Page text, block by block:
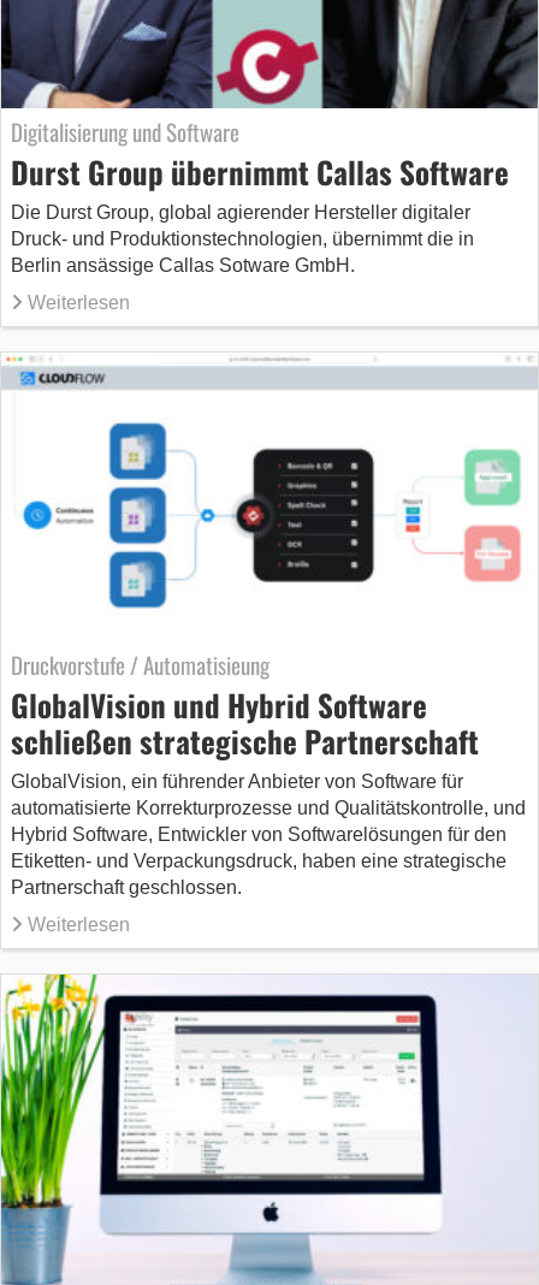
Digitalisierung und Software
Durst Group übernimmt Callas Software
Die Durst Group, global agierender Hersteller digitaler
Druck- und Produktionstechnologien, übernimmt die in
Berlin ansässige Callas Sotware GmbH.
Weiterlesen
Druckvorstufe / Automatisieung
GlobalVision und Hybrid Software
schließen strategische Partnerschaft
GlobalVision, ein führender Anbieter von Software für
automatisierte Korrekturprozesse und Qualitätskontrolle, und
Hybrid Software, Entwickler von Softwarelösungen für den
Etiketten- und Verpackungsdruck, haben eine strategische
Partnerschaft geschlossen.
Weiterlesen